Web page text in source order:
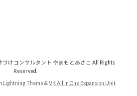
づけコンサルタント やまもとあさこ All Rights
Reserved.
Lightning Theme& VK All in One Expansion Unit